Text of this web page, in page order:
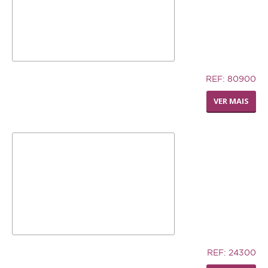
REF: 80900
VER MAIS
REF: 24300